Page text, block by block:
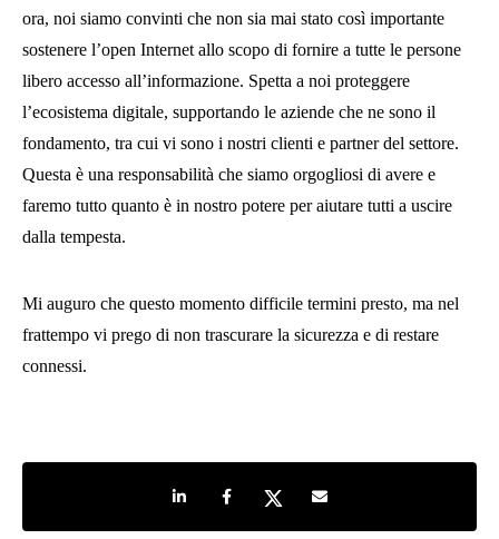
ora, noi siamo convinti che non sia mai stato così importante
sostenere l’open Internet allo scopo di fornire a tutte le persone
libero accesso all’informazione. Spetta a noi proteggere
l’ecosistema digitale, supportando le aziende che ne sono il
fondamento, tra cui vi sono i nostri clienti e partner del settore.
Questa è una responsabilità che siamo orgogliosi di avere e
faremo tutto quanto è in nostro potere per aiutare tutti a uscire
dalla tempesta.
Mi auguro che questo momento difficile termini presto, ma nel
frattempo vi prego di non trascurare la sicurezza e di restare
connessi.
Share on LinkedIn
Share on Facebook
Share on TwitterShare by e-mail